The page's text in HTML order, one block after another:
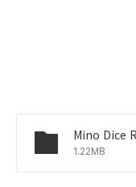
Mino Dice
1.22MB